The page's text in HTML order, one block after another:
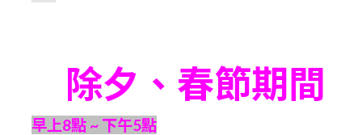
除夕、春節期間
早上8點 ~ 下午5點